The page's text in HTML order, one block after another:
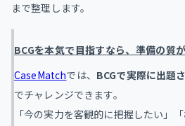
まで整理します。
BCGを本気で目指すなら、準備の質
CaseMatchでは、 BCGで実際に出題
でチャレンジできます。
「今の実力を客観的に把握したい」